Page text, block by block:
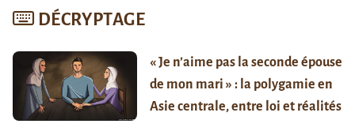
DÉCRYPTAGE
« Je n’aime pas la seconde épouse
de mon mari » : la polygamie en
Asie centrale, entre loi et réalités